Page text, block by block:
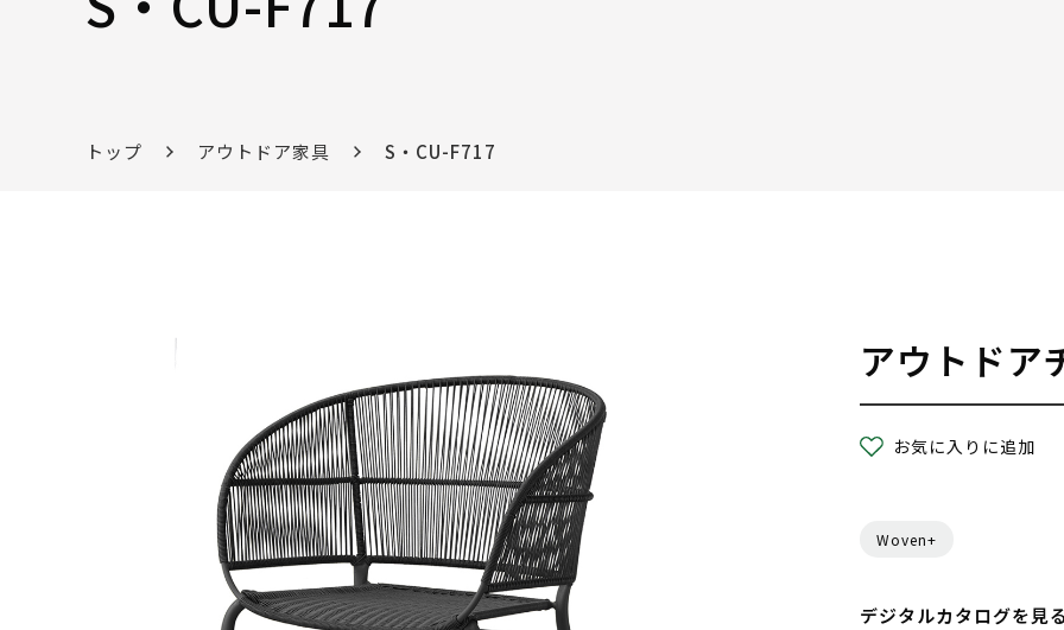
トップ アウトドア家具 S・CU-F717
アウトドア
お気に入りに追加
Woven+
デジタルカタログを見